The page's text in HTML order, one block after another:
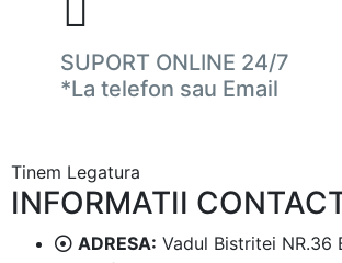
SUPORT ONLINE 24/7
*La telefon sau Email
Tinem Legatura
INFORMATII
ADRESA: Vadul Bistritei NR.36